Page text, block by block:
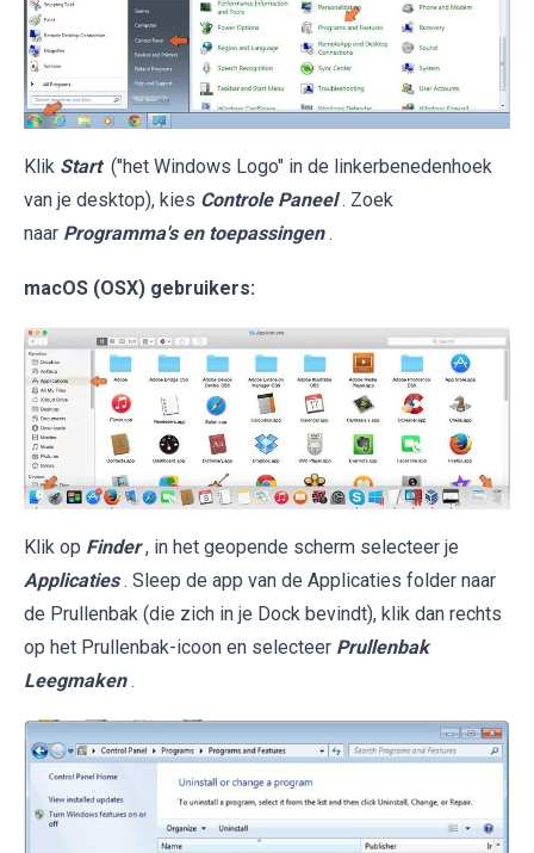
Klik Start ("het Windows Logo" in de linkerbenedenhoek
van je desktop), kies Controle Paneel . Zoek
naar Programma's en toepassingen .
macOS (OSX) gebruikers:
Klik op Finder , in het geopende scherm selecteer je
Applicaties . Sleep de app van de Applicaties folder naar
de Prullenbak (die zich in je Dock bevindt), klik dan rechts
op het Prullenbak-icoon en selecteer Prullenbak
Leegmaken .